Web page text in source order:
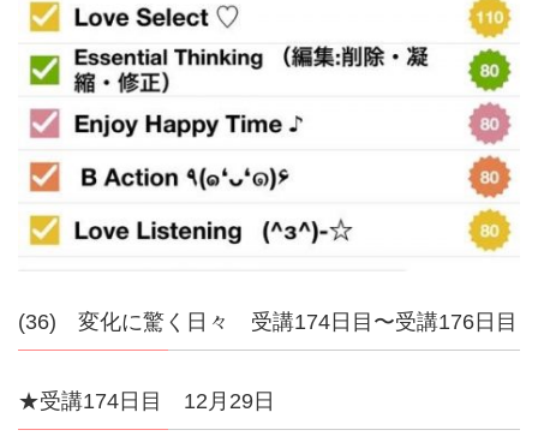
(36) 変化に驚く日々 受講174日目〜受講176日目
★受講174日目 12月29日